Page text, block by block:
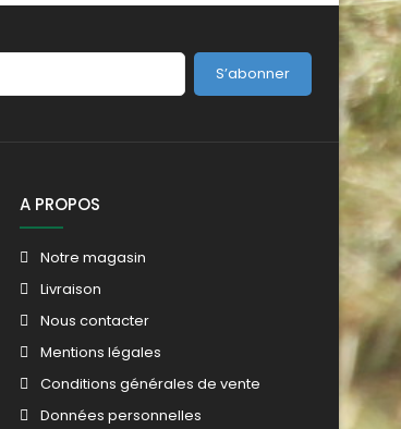
S’abonner
A PROPOS
Notre magasin
Livraison
Nous contacter
Mentions légales
Conditions générales de vente
Données personnelles